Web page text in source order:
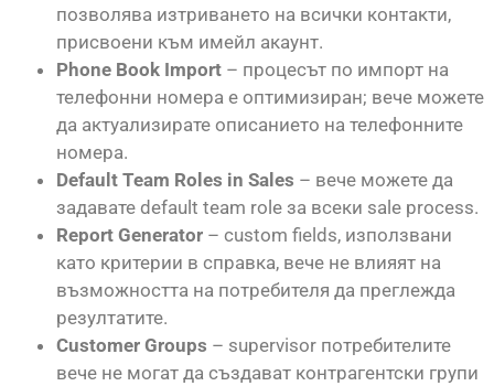
позволява изтриването на всички контакти,
присвоени към имейл акаунт.
Phone Book Import – процесът по импорт на
телефонни номера е оптимизиран; вече можете
да актуализирате описанието на телефонните
номера.
Default Team Roles in Sales – вече можете да
задавате default team role за всеки sale process.
Report Generator – custom fields, използвани
като критерии в справка, вече не влияят на
възможността на потребителя да преглежда
резултатите.
Customer Groups – supervisor потребителите
вече не могат да създават контрагентски групи